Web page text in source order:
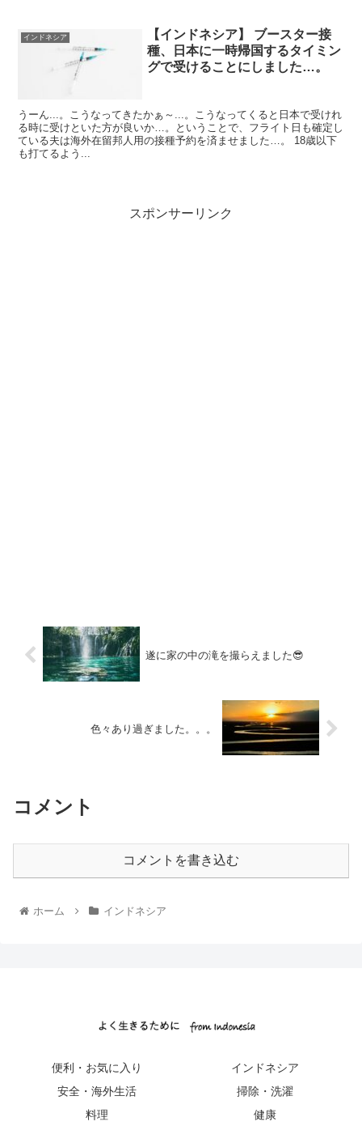
インドネシア
【インドネシア】 ブースター接
種、日本に一時帰国するタイミン
グで受けることにしました…。
うーん...。こうなってきたかぁ～...。こうなってくると日本で受けれ
る時に受けといた方が良いか…。ということで、フライト日も確定し
ている夫は海外在留邦人用の接種予約を済ませました…。 18歳以下
も打てるよう...
スポンサーリンク
遂に家の中の滝を撮らえました😎
色々あり過ぎました。。。
コメント
コメントを書き込む
ホーム インドネシア
便利・お気に入り
インドネシア
安全・海外生活
掃除・洗濯
料理
健康